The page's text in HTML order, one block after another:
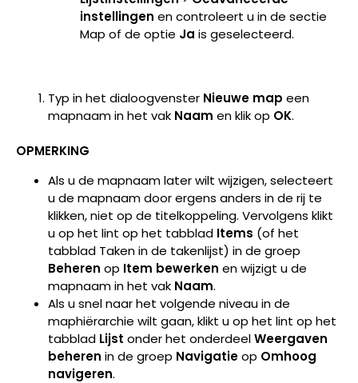
instellingen en controleert u in de sectie
Map of de optie Ja is geselecteerd.
Typ in het dialoogvenster Nieuwe map een
mapnaam in het vak Naam en klik op OK.
OPMERKING
Als u de mapnaam later wilt wijzigen, selecteert
u de mapnaam door ergens anders in de rij te
klikken, niet op de titelkoppeling. Vervolgens klikt
u op het lint op het tabblad Items (of het
tabblad Taken in de takenlijst) in de groep
Beheren op Item bewerken en wijzigt u de
mapnaam in het vak Naam.
Als u snel naar het volgende niveau in de
maphiërarchie wilt gaan, klikt u op het lint op het
tabblad Lijst onder het onderdeelWeergaven
beheren in de groep Navigatieop Omhoog
navigeren.